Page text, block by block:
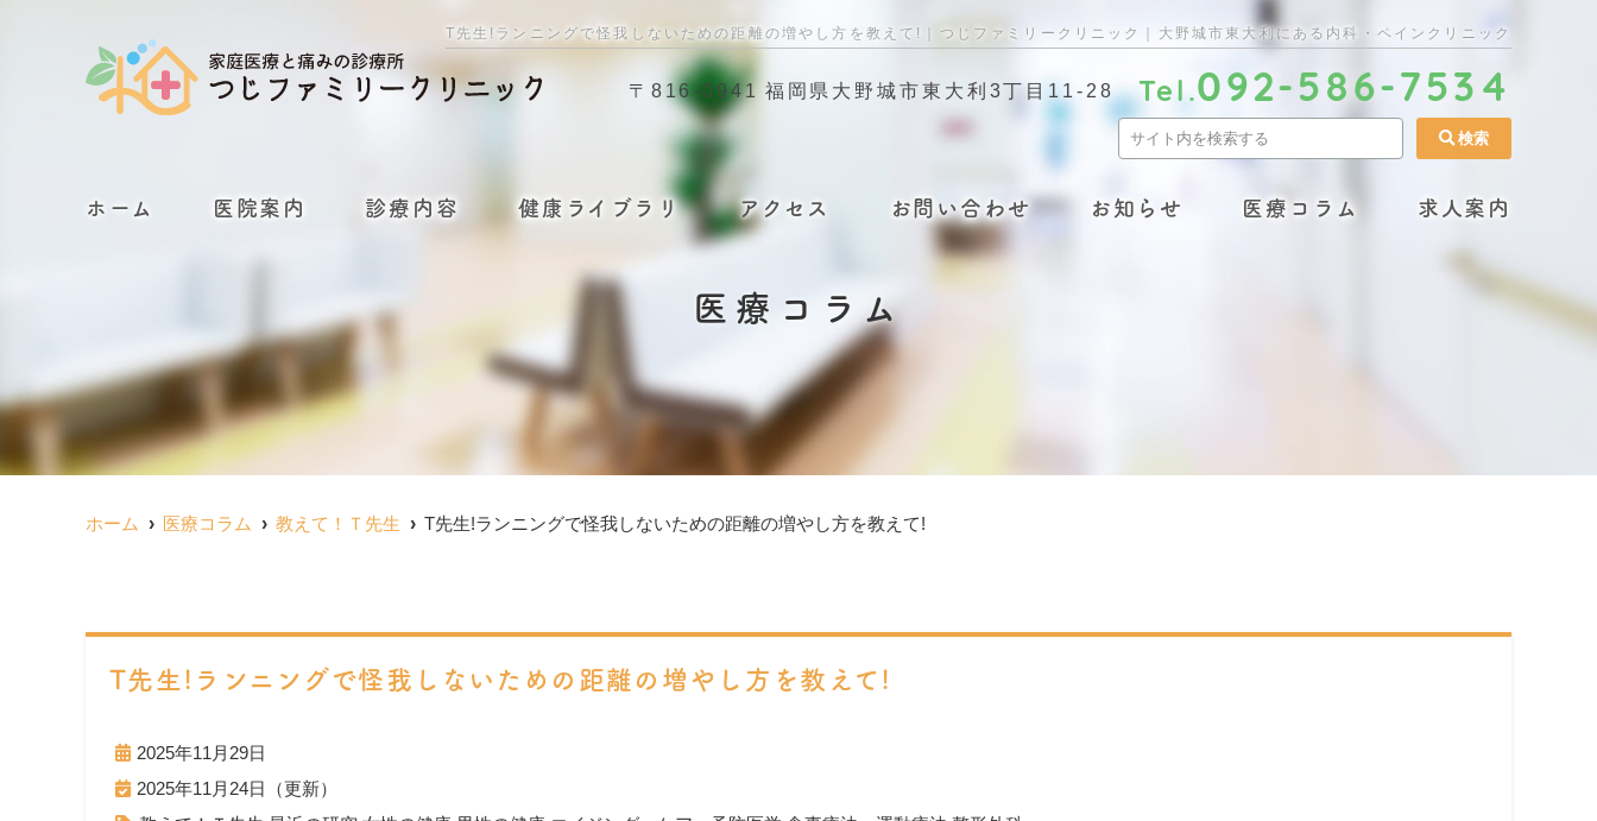
T先生!ランニングで怪我しないための距離の増やし方を教えて!｜つじファミリークリニック｜大野城市東大利にある内科・ペインクリニック
〒816-0941 福岡県大野城市東大利3丁目11-28 Tel.092-586-7534
ホーム 医院案内 診療内容 健康ライブラリ アクセス お問い合わせ お知らせ 医療コラム 求人案内
医療コラム
ホーム 医療コラム 教えて！Ｔ先生 T先生!ランニングで怪我しないための距離の増やし方を教えて!
T先生!ランニングで怪我しないための距離の増やし方を教えて!
2025年11月29日
2025年11月24日（更新）